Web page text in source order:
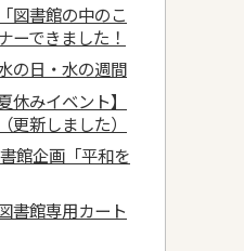
図書館の中のこ
ーできました！
の日・水の週間
休みイベント】
更新しました）
館企画「平和を
書館専用カート